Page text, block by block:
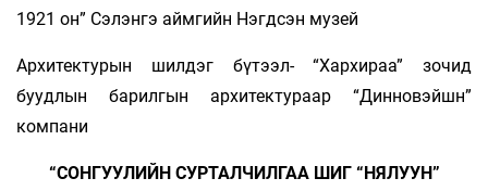
1921 он” Сэлэнгэ аймгийн Нэгдсэн музей
Архитектурын шилдэг бүтээл- “Хархираа” зочид
буудлын барилгын архитектураар “Динновэйшн”
компани
“СОНГУУЛИЙН СУРТАЛЧИЛГАА ШИГ “НЯЛУУН”